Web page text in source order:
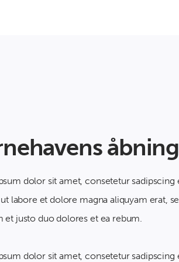
dolor sit amet, consetetur
labore et dolore magna aliquyam erat,
et justo duo dolores et ea rebum.
dolor sit amet, consetetur